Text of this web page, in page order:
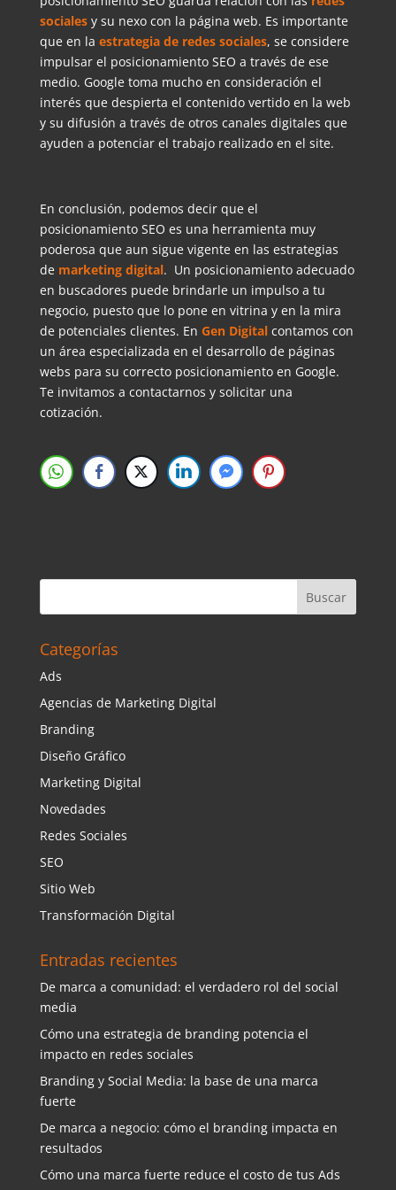
socialesy su nexo con la página web. Es importante
que en la estrategia de redes sociales, se considere
impulsar el posicionamiento SEO a través de ese
medio. Google toma mucho en consideración el
interés que despierta el contenido vertido en la web
y su difusión a través de otros canales digitales que
ayuden a potenciar el trabajo realizado en el site.
En conclusión, podemos decir que el
posicionamiento SEO es una herramienta muy
poderosa que aun sigue vigente en las estrategias
de marketing digital. Un posicionamiento adecuado
en buscadores puede brindarle un impulso a tu
negocio, puesto que lo pone en vitrina y en la mira
de potenciales clientes. En Gen Digitalcontamos con
un área especializada en el desarrollo de páginas
webs para su correcto posicionamiento en Google.
Te invitamos a contactarnos y solicitar una
cotización.
Categorías
Ads
Agencias de Marketing Digital
Branding
Diseño Gráfico
Marketing Digital
Novedades
Redes Sociales
SEO
Sitio Web
Transformación Digital
Entradas recientes
De marca a comunidad: el verdadero rol del social
media
Cómo una estrategia de branding potencia el
impacto en redes sociales
Branding y Social Media: la base de una marca
fuerte
De marca a negocio: cómo el branding impacta en
resultados
Cómo una marca fuerte reduce el costo de tus Ads